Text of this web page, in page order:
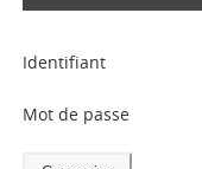
Identifiant
Mot de passe